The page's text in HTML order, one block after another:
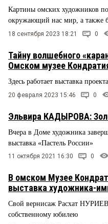
Картины омских художников
окружающий нас мир, а также
18 сентября 2023 18:21 0
Тайну волшебного
Омском музее
Здесь работает выставка
20 февраля 2023 15:46 0
Эльвира КАДЫРОВА:
Вчера в Доме художника
выставка «Пастель России»
11 октября 2021 16:30 0
В омском Музее
выставка художника-
Свой вернисаж Расхат
собственному юбилею